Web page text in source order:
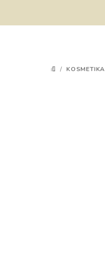
DOMŮ
/ KOSMETIKA